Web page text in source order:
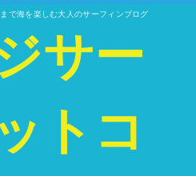
で海を楽しむ大人のサーフィンブログ
サー
トコ